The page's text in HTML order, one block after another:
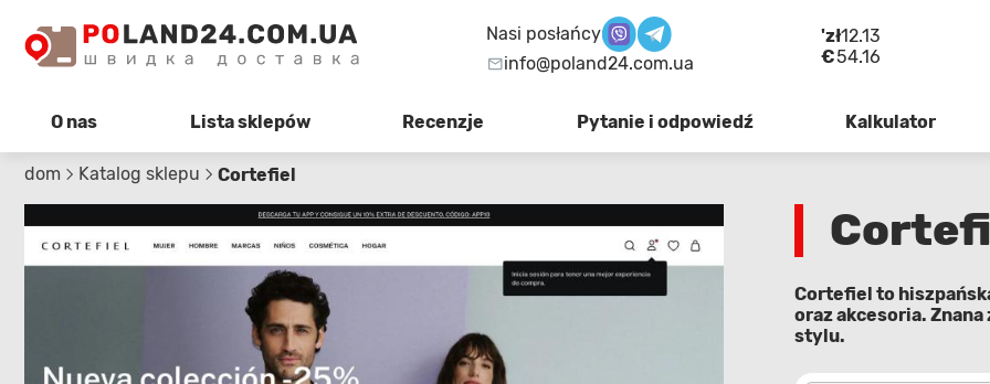
Nasi posłańcy
info@poland24.com.ua
'zł12.13
€54.16
O nas Lista sklepów Recenzje Pytanie i odpowiedź Kalkulator
dom Katalog sklepu Cortefiel
Cortefiel to
oraz akcesoria.
stylu.